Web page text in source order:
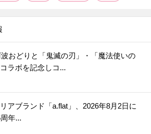
波おどりと「鬼滅の刃」・「魔法使いの
ラボを記念しコ...
アブランド「a.flat」、2026年8月2日に
年...